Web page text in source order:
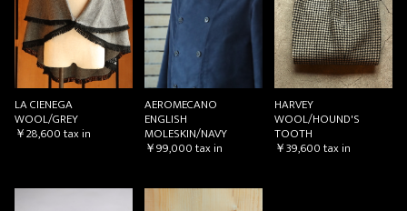
LA CIENEGA
WOOL/GREY
￥28,600tax in
AEROMECANO
ENGLISH
MOLESKIN/NAVY
￥99,000tax in
HARVEY
WOOL/HOUND'S
TOOTH
￥39,600tax in